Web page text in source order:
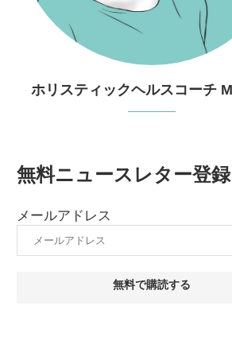
ホリスティックヘルスコーチ
無料ニュースレター登録
メールアドレス
無料で購読する